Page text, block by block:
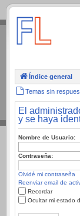
.
Índice general
Temas sin
El
y se haya
Nombre de Usuario:
Contraseña:
Olvidé mi contraseña
Reenviar email de
Recordar
Ocultar mi estado